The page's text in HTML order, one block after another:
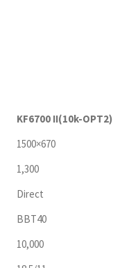
KF6700 II(10k-OPT2)
1500×670
1,300
Direct
BBT40
10,000